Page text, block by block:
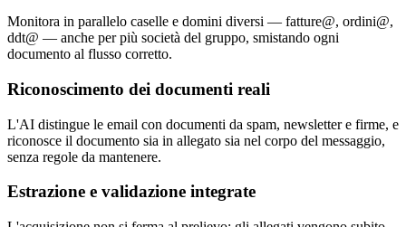
Monitora in parallelo caselle e domini diversi — fatture@, ordini@,
ddt@ — anche per più società del gruppo, smistando ogni
documento al flusso corretto.
Riconoscimento dei documenti reali
L'AI distingue le email con documenti da spam, newsletter e firme, e
riconosce il documento sia in allegato sia nel corpo del messaggio,
senza regole da mantenere.
Estrazione e validazione integrate